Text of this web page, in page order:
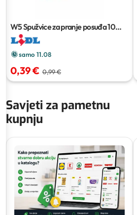
W5 Spužvice za pranje posuđa10
kom
samo 11.08
0,39 € 0,99 €
Savjeti za pametnu
kupnju